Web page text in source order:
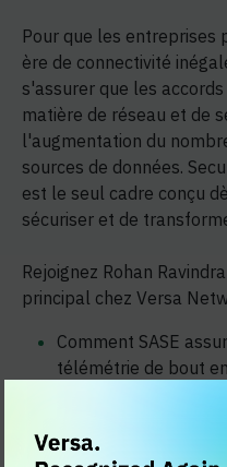
Pour que les entreprises
ère de connectivité
s'assurer que les
matière de réseau et de
l'augmentation du
sources de données.
est le seul cadre conçu
sécuriser et de
Rejoignez Rohan
principal chez Versa
Comment SASE
télémétrie de bout
Comment SASE
sécurisé avec une